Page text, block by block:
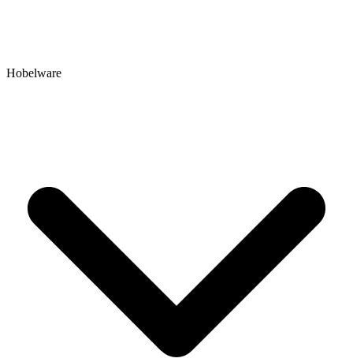
Hobelware